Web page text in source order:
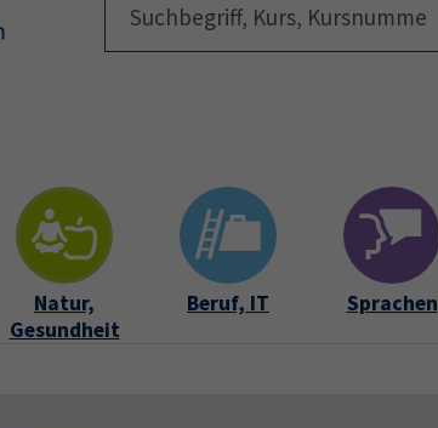
Natur,
Gesundheit
Beruf, IT Sprachen